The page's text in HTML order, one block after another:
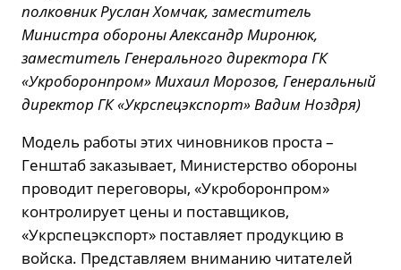
полковник Руслан Хомчак, заместитель
Министра обороны Александр Миронюк,
заместитель Генерального директора ГК
«Укроборонпром» Михаил Морозов, Генеральный
директор ГК «Укрспецэкспорт» Вадим Ноздря)
Модель работы этих чиновников проста –
Генштаб заказывает, Министерство обороны
проводит переговоры, «Укроборонпром»
контролирует цены и поставщиков,
«Укрспецэкспорт» поставляет продукцию в
войска. Представляем вниманию читателей